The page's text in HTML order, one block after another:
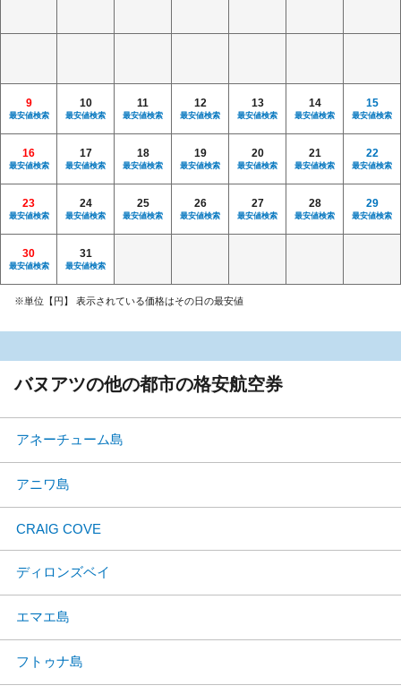
9
最安値検索
10
最安値検索
11
最安値検索
12
最安値検索
13
最安値検索
14
最安値検索
15
最安値検索
16
最安値検索
17
最安値検索
18
最安値検索
19
最安値検索
20
最安値検索
21
最安値検索
22
最安値検索
23
最安値検索
24
最安値検索
25
最安値検索
26
最安値検索
27
最安値検索
28
最安値検索
29
最安値検索
30
最安値検索
31
最安値検索
※単位【円】 表示されている価格はその日の最安値
バヌアツの他の都市の格安航空券
アネーチューム島
アニワ島
CRAIG COVE
ディロンズベイ
エマエ島
フトゥナ島